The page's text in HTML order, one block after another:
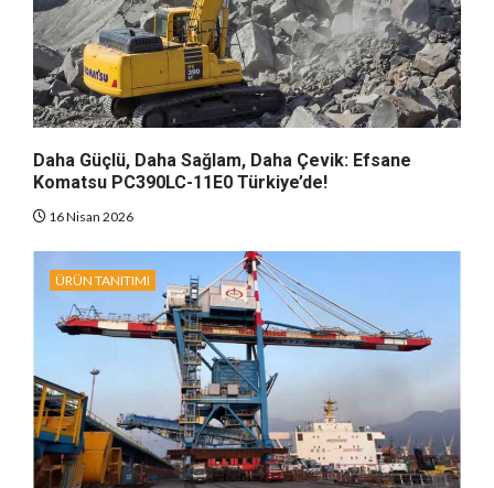
Daha Güçlü, Daha Sağlam, Daha Çevik: Efsane
Komatsu PC390LC-11E0 Türkiye’de!
16 Nisan 2026
ÜRÜN TANITIMI